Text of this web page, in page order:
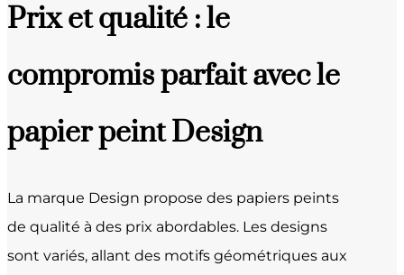
Prix et qualité : le
compromis parfait avec le
papier peint Design
La marque Design propose des papiers peints
de qualité à des prix abordables. Les designs
sont variés, allant des motifs géométriques aux